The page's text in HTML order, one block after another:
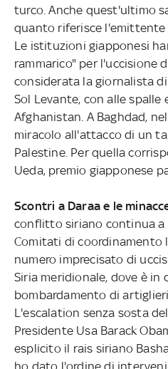
turco. Anche quest'ultimo
quanto riferisce l'emittente
Le istituzioni giapponesi
rammarico" per l'uccisione
considerata la giornalista
Sol Levante, con alle spalle
Afghanistan. A Baghdad,
miracolo all'attacco di un
Palestine. Per quella
Ueda, premio giapponese
Scontri a Daraa e le
conflitto siriano continua a
Comitati di coordinamento
numero imprecisato di
Siria meridionale, dove è in
bombardamento di
L'escalation senza sosta
Presidente Usa Barack
esplicito il rais siriano
ho dato l'ordine di